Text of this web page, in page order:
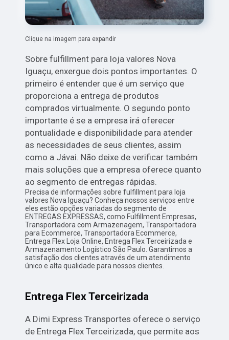
Clique na imagem para expandir
Sobre fulfillment para loja valores Nova
Iguaçu, enxergue dois pontos importantes. O
primeiro é entender que é um serviço que
proporciona a entrega de produtos
comprados virtualmente. O segundo ponto
importante é se a empresa irá oferecer
pontualidade e disponibilidade para atender
as necessidades de seus clientes, assim
como a Jávai. Não deixe de verificar também
mais soluções que a empresa oferece quanto
ao segmento de entregas rápidas.
Precisa de informações sobre fulfillment para loja
valores Nova Iguaçu? Conheça nossos serviços entre
eles estão opções variadas do segmento de
ENTREGAS EXPRESSAS, como Fulfillment Empresas,
Transportadora com Armazenagem, Transportadora
para Ecommerce, Transportadora Ecommerce,
Entrega Flex Loja Online, Entrega Flex Terceirizada e
Armazenamento Logístico São Paulo. Garantimos a
satisfação dos clientes através de um atendimento
único e alta qualidade para nossos clientes.
Entrega Flex Terceirizada
A Dimi Express Transportes oferece o serviço
de Entrega Flex Terceirizada, que permite aos